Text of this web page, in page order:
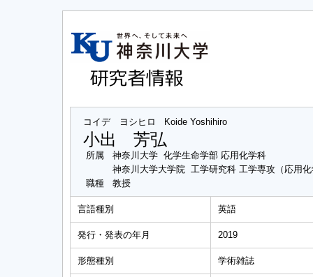
コイデ ヨシヒロ Koide Yoshihiro
小出 芳弘
所属
神奈川大学 化学生命学部 応用化学科
神奈川大学大学院 工学研究科 工学専攻（応用
職種
教授
言語種別 英語
発行・発表の年月 2019
形態種別 学術雑誌